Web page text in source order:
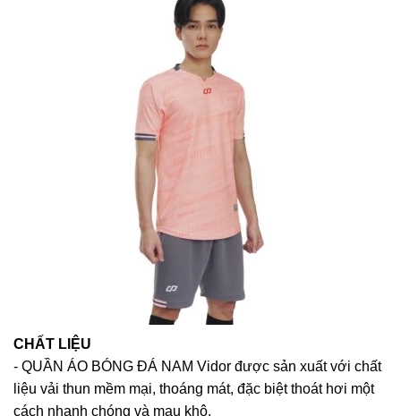
CHẤT LIỆU
- QUẦN ÁO BÓNG ĐÁ NAM Vidor được sản xuất với chất
liệu vải thun mềm mại, thoáng mát, đặc biệt thoát hơi một
cách nhanh chóng và mau khô.